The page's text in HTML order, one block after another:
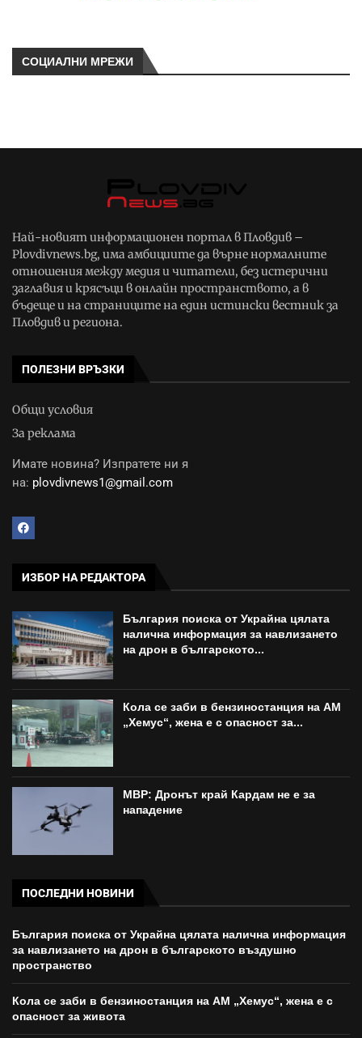
СОЦИАЛНИ МРЕЖИ
Най-новият информационен портал в Пловдив –
Plovdivnews.bg, има амбициите да върне нормалните
отношения между медия и читатели, без истерични
заглавия и крясъци в онлайн пространството, а в
бъдеще и на страниците на един истински вестник за
Пловдив и региона.
ПОЛЕЗНИ ВРЪЗКИ
Общи условия
За реклама
Имате новина? Изпратете ни я
на: plovdivnews1@gmail.com
ИЗБОР НА РЕДАКТОРА
България поиска от Украйна цялата
налична информация за навлизането
на дрон в българското...
Кола се заби в бензиностанция на АМ
„Хемус“, жена е с опасност за...
МВР: Дронът край Кардам не е за
нападение
ПОСЛЕДНИ НОВИНИ
България поиска от Украйна цялата налична информация
за навлизането на дрон в българското въздушно
пространство
Кола се заби в бензиностанция на АМ „Хемус“, жена е с
опасност за живота